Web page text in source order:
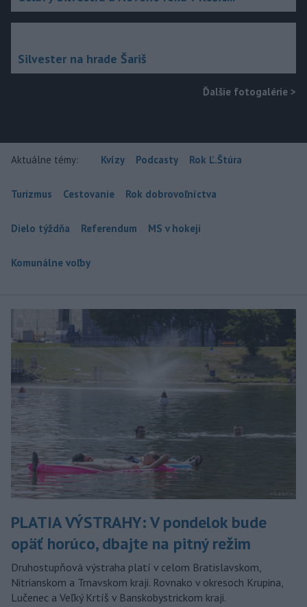
Silvester na hrade Šariš
Ďalšie fotogalérie >
Aktuálne témy: Kvízy Podcasty Rok Ľ.Štúra
Turizmus Cestovanie Rok dobrovoľníctva
Dielo týždňa Referendum MS v hokeji
Komunálne voľby
PLATIA VÝSTRAHY: V pondelok bude
opäť horúco, dbajte na pitný režim
Druhostupňová výstraha platí v celom Bratislavskom,
Nitrianskom a Trnavskom kraji. Rovnako v okresoch Krupina,
Lučenec a Veľký Krtíš v Banskobystrickom kraji.